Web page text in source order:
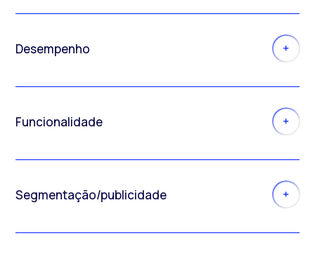
Desempenho
Funcionalidade
Segmentação/publicidade